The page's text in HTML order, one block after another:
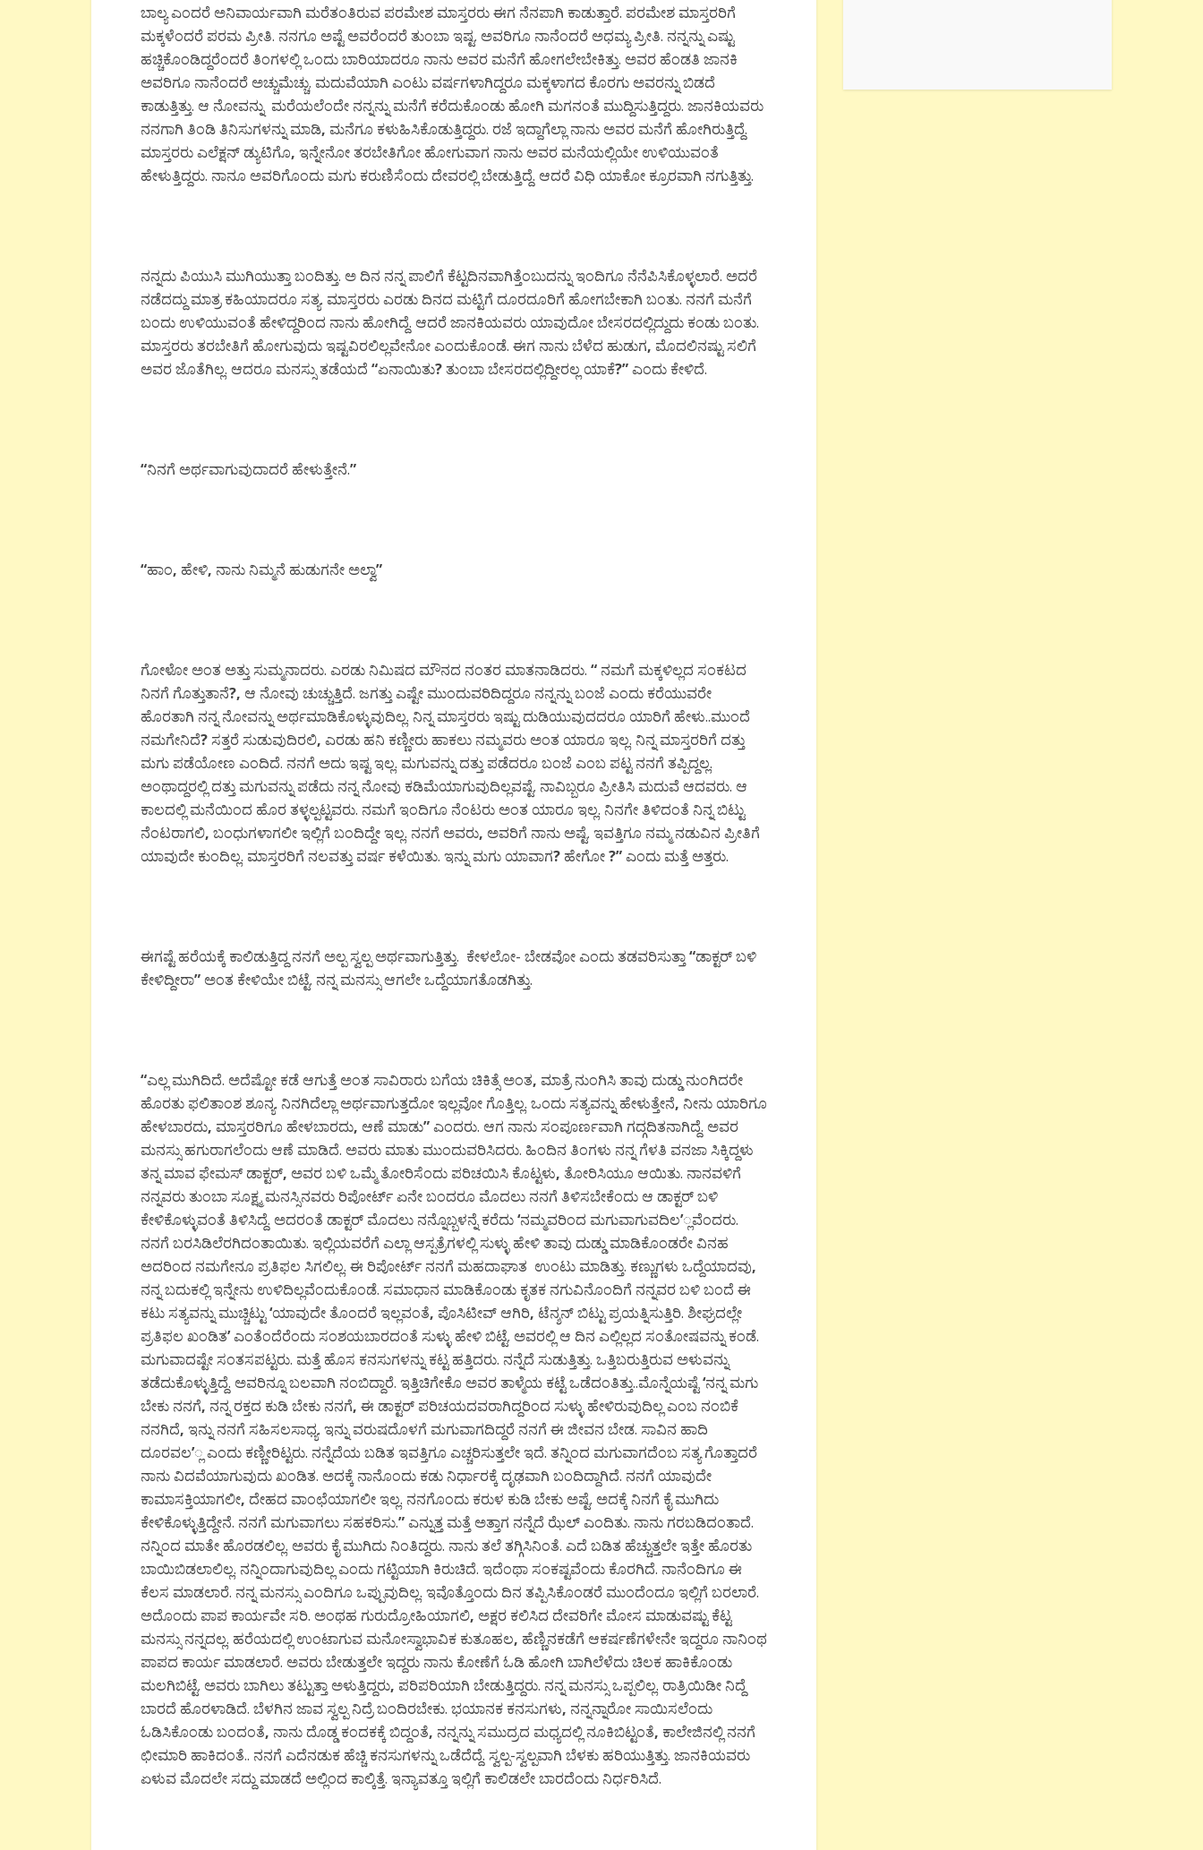
ಬಾಲ್ಯ ಎಂದರೆ ಅನಿವಾರ್ಯವಾಗಿ ಮರೆತಂತಿರುವ ಪರಮೇಶ ಮಾಸ್ತರರು ಈಗ ನೆನಪಾಗಿ ಕಾಡುತ್ತಾರೆ. ಪರಮೇಶ ಮಾಸ್ತರರಿಗೆ
ಮಕ್ಕಳೆಂದರೆ ಪರಮ ಪ್ರೀತಿ. ನನಗೂ ಅಷ್ಟೆ ಅವರೆಂದರೆ ತುಂಬಾ ಇಷ್ಟ. ಅವರಿಗೂ ನಾನೆಂದರೆ ಅಧಮ್ಯ ಪ್ರೀತಿ. ನನ್ನನ್ನು ಎಷ್ಟು
ಹಚ್ಚಿಕೊಂಡಿದ್ದರೆಂದರೆ ತಿಂಗಳಲ್ಲಿ ಒಂದು ಬಾರಿಯಾದರೂ ನಾನು ಅವರ ಮನೆಗೆ ಹೋಗಲೇಬೇಕಿತ್ತು. ಅವರ ಹೆಂಡತಿ ಜಾನಕಿ
ಅವರಿಗೂ ನಾನೆಂದರೆ ಅಚ್ಚುಮೆಚ್ಚು. ಮದುವೆಯಾಗಿ ಎಂಟು ವರ್ಷಗಳಾಗಿದ್ದರೂ ಮಕ್ಕಳಾಗದ ಕೊರಗು ಅವರನ್ನು ಬಿಡದೆ
ಕಾಡುತ್ತಿತ್ತು. ಆ ನೋವನ್ನು ಮರೆಯಲೆಂದೇ ನನ್ನನ್ನು ಮನೆಗೆ ಕರೆದುಕೊಂಡು ಹೋಗಿ ಮಗನಂತೆ ಮುದ್ದಿಸುತ್ತಿದ್ದರು. ಜಾನಕಿಯವರು
ನನಗಾಗಿ ತಿಂಡಿ ತಿನಿಸುಗಳನ್ನು ಮಾಡಿ, ಮನೆಗೂ ಕಳುಹಿಸಿಕೊಡುತ್ತಿದ್ದರು. ರಜೆ ಇದ್ದಾಗೆಲ್ಲಾ ನಾನು ಅವರ ಮನೆಗೆ ಹೋಗಿರುತ್ತಿದ್ದೆ.
ಮಾಸ್ತರರು ಎಲೆಕ್ಷನ್ ಡ್ಯುಟಿಗೊ, ಇನ್ನೇನೋ ತರಬೇತಿಗೋ ಹೋಗುವಾಗ ನಾನು ಅವರ ಮನೆಯಲ್ಲಿಯೇ ಉಳಿಯುವಂತೆ
ಹೇಳುತ್ತಿದ್ದರು. ನಾನೂ ಅವರಿಗೊಂದು ಮಗು ಕರುಣಿಸೆಂದು ದೇವರಲ್ಲಿ ಬೇಡುತ್ತಿದ್ದೆ. ಆದರೆ ವಿಧಿ ಯಾಕೋ ಕ್ರೂರವಾಗಿ ನಗುತ್ತಿತ್ತು.
ನನ್ನದು ಪಿಯುಸಿ ಮುಗಿಯುತ್ತಾ ಬಂದಿತ್ತು. ಅ ದಿನ ನನ್ನ ಪಾಲಿಗೆ ಕೆಟ್ಟದಿನವಾಗಿತ್ತೆಂಬುದನ್ನು ಇಂದಿಗೂ ನೆನೆಪಿಸಿಕೊಳ್ಳಲಾರೆ. ಅದರೆ
ನಡೆದದ್ದು ಮಾತ್ರ ಕಹಿಯಾದರೂ ಸತ್ಯ. ಮಾಸ್ತರರು ಎರಡು ದಿನದ ಮಟ್ಟಿಗೆ ದೂರದೂರಿಗೆ ಹೋಗಬೇಕಾಗಿ ಬಂತು. ನನಗೆ ಮನೆಗೆ
ಬಂದು ಉಳಿಯುವಂತೆ ಹೇಳಿದ್ದರಿಂದ ನಾನು ಹೋಗಿದ್ದೆ. ಆದರೆ ಜಾನಕಿಯವರು ಯಾವುದೋ ಬೇಸರದಲ್ಲಿದ್ದುದು ಕಂಡು ಬಂತು.
ಮಾಸ್ತರರು ತರಬೇತಿಗೆ ಹೋಗುವುದು ಇಷ್ಟವಿರಲಿಲ್ಲವೇನೋ ಎಂದುಕೊಂಡೆ. ಈಗ ನಾನು ಬೆಳೆದ ಹುಡುಗ, ಮೊದಲಿನಷ್ಟು ಸಲಿಗೆ
ಅವರ ಜೊತೆಗಿಲ್ಲ. ಆದರೂ ಮನಸ್ಸು ತಡೆಯದೆ “ಏನಾಯಿತು?ತುಂಬಾ ಬೇಸರದಲ್ಲಿದ್ದೀರಲ್ಲ ಯಾಕೆ?”ಎಂದು ಕೇಳಿದೆ.
“ನಿನಗೆ ಅರ್ಥವಾಗುವುದಾದರೆ ಹೇಳುತ್ತೇನೆ.”
“ಹಾಂ, ಹೇಳಿ, ನಾನು ನಿಮ್ಮನೆ ಹುಡುಗನೇ ಅಲ್ವಾ”
ಗೋಳೋ ಅಂತ ಅತ್ತು ಸುಮ್ಮನಾದರು. ಎರಡು ನಿಮಿಷದ ಮೌನದ ನಂತರ ಮಾತನಾಡಿದರು. “ ನಮಗೆ ಮಕ್ಕಳಿಲ್ಲದ ಸಂಕಟದ
ನಿನಗೆ ಗೊತ್ತುತಾನೆ?, ಆ ನೋವು ಚುಚ್ಚುತ್ತಿದೆ. ಜಗತ್ತು ಎಷ್ಟೇ ಮುಂದುವರಿದಿದ್ದರೂ ನನ್ನನ್ನು ಬಂಜೆ ಎಂದು ಕರೆಯುವರೇ
ಹೊರತಾಗಿ ನನ್ನ ನೋವನ್ನು ಅರ್ಥಮಾಡಿಕೊಳ್ಳುವುದಿಲ್ಲ. ನಿನ್ನ ಮಾಸ್ತರರು ಇಷ್ಟು ದುಡಿಯುವುದದರೂ ಯಾರಿಗೆ ಹೇಳು..ಮುಂದೆ
ನಮಗೇನಿದೆ?ಸತ್ತರೆ ಸುಡುವುದಿರಲಿ, ಎರಡು ಹನಿ ಕಣ್ಣೀರು ಹಾಕಲು ನಮ್ಮವರು ಅಂತ ಯಾರೂ ಇಲ್ಲ. ನಿನ್ನ ಮಾಸ್ತರರಿಗೆ ದತ್ತು
ಮಗು ಪಡೆಯೋಣ ಎಂದಿದೆ. ನನಗೆ ಅದು ಇಷ್ಟ ಇಲ್ಲ. ಮಗುವನ್ನು ದತ್ತು ಪಡೆದರೂ ಬಂಜೆ ಎಂಬ ಪಟ್ಟ ನನಗೆ ತಪ್ಪಿದ್ದಲ್ಲ.
ಅಂಥಾದ್ದರಲ್ಲಿ ದತ್ತು ಮಗುವನ್ನು ಪಡೆದು ನನ್ನ ನೋವು ಕಡಿಮೆಯಾಗುವುದಿಲ್ಲವಷ್ಟೆ. ನಾವಿಬ್ಬರೂ ಪ್ರೀತಿಸಿ ಮದುವೆ ಆದವರು. ಆ
ಕಾಲದಲ್ಲಿ ಮನೆಯಿಂದ ಹೊರ ತಳ್ಳಲ್ಪಟ್ಟವರು. ನಮಗೆ ಇಂದಿಗೂ ನೆಂಟರು ಅಂತ ಯಾರೂ ಇಲ್ಲ. ನಿನಗೇ ತಿಳಿದಂತೆ ನಿನ್ನ ಬಿಟ್ಟು
ನೆಂಟರಾಗಲಿ, ಬಂಧುಗಳಾಗಲೀ ಇಲ್ಲಿಗೆ ಬಂದಿದ್ದೇ ಇಲ್ಲ. ನನಗೆ ಅವರು, ಅವರಿಗೆ ನಾನು ಅಷ್ಟೆ. ಇವತ್ತಿಗೂ ನಮ್ಮ ನಡುವಿನ ಪ್ರೀತಿಗೆ
ಯಾವುದೇ ಕುಂದಿಲ್ಲ. ಮಾಸ್ತರರಿಗೆ ನಲವತ್ತು ವರ್ಷ ಕಳೆಯಿತು. ಇನ್ನು ಮಗು ಯಾವಾಗ? ಹೇಗೋ?”ಎಂದು ಮತ್ತೆ ಅತ್ತರು.
ಈಗಷ್ಟೆ ಹರೆಯಕ್ಕೆ ಕಾಲಿಡುತ್ತಿದ್ದ ನನಗೆ ಅಲ್ಪ ಸ್ವಲ್ಪ ಅರ್ಥವಾಗುತ್ತಿತ್ತು. ಕೇಳಲೋ- ಬೇಡವೋ ಎಂದು ತಡವರಿಸುತ್ತಾ“ಡಾಕ್ಟರ್ ಬಳಿ
ಕೇಳಿದ್ದೀರಾ” ಅಂತ ಕೇಳಿಯೇ ಬಿಟ್ಟೆ. ನನ್ನ ಮನಸ್ಸು ಆಗಲೇ ಒದ್ದೆಯಾಗತೊಡಗಿತ್ತು.
“ಎಲ್ಲ ಮುಗಿದಿದೆ. ಅದೆಷ್ಟೋ ಕಡೆ ಆಗುತ್ತೆ ಅಂತ ಸಾವಿರಾರು ಬಗೆಯ ಚಿಕಿತ್ಸೆ ಅಂತ, ಮಾತ್ರೆ ನುಂಗಿಸಿ ತಾವು ದುಡ್ಡು ನುಂಗಿದರೇ
ಹೊರತು ಫಲಿತಾಂಶ ಶೂನ್ಯ. ನಿನಗಿದೆಲ್ಲಾ ಅರ್ಥವಾಗುತ್ತದೋ ಇಲ್ಲವೋ ಗೊತ್ತಿಲ್ಲ. ಒಂದು ಸತ್ಯವನ್ನು ಹೇಳುತ್ತೇನೆ, ನೀನು ಯಾರಿಗೂ
ಹೇಳಬಾರದು, ಮಾಸ್ತರರಿಗೂ ಹೇಳಬಾರದು, ಆಣೆ ಮಾಡು”ಎಂದರು. ಆಗ ನಾನು ಸಂಪೂರ್ಣವಾಗಿ ಗದ್ಗದಿತನಾಗಿದ್ದೆ. ಅವರ
ಮನಸ್ಸು ಹಗುರಾಗಲೆಂದು ಆಣೆ ಮಾಡಿದೆ. ಅವರು ಮಾತು ಮುಂದುವರಿಸಿದರು. ಹಿಂದಿನ ತಿಂಗಳು ನನ್ನ ಗೆಳತಿ ವನಜಾ ಸಿಕ್ಕಿದ್ದಳು
ತನ್ನ ಮಾವ ಫೇಮಸ್ ಡಾಕ್ಟರ್, ಅವರ ಬಳಿ ಒಮ್ಮೆ ತೋರಿಸೆಂದು ಪರಿಚಯಿಸಿ ಕೊಟ್ಟಳು, ತೋರಿಸಿಯೂ ಆಯಿತು. ನಾನವಳಿಗೆ
ನನ್ನವರು ತುಂಬಾ ಸೂಕ್ಷ್ಮ ಮನಸ್ಸಿನವರು ರಿಪೋರ್ಟ್ ಏನೇ ಬಂದರೂ ಮೊದಲು ನನಗೆ ತಿಳಿಸಬೇಕೆಂದು ಆ ಡಾಕ್ಟರ್ ಬಳಿ
ಕೇಳಿಕೊಳ್ಳುವಂತೆ ತಿಳಿಸಿದ್ದೆ. ಅದರಂತೆ ಡಾಕ್ಟರ್ ಮೊದಲು ನನ್ನೊಬ್ಬಳನ್ನೆ ಕರೆದು‘ನಮ್ಮವರಿಂದ ಮಗುವಾಗುವದಿಲ’್ಲವೆಂದರು.
ನನಗೆ ಬರಸಿಡಿಲೆರಗಿದಂತಾಯಿತು. ಇಲ್ಲಿಯವರೆಗೆ ಎಲ್ಲಾ ಆಸ್ಪತ್ರೆಗಳಲ್ಲಿ ಸುಳ್ಳು ಹೇಳಿ ತಾವು ದುಡ್ಡು ಮಾಡಿಕೊಂಡರೇ ವಿನಹ
ಅದರಿಂದ ನಮಗೇನೂ ಪ್ರತಿಫಲ ಸಿಗಲಿಲ್ಲ. ಈ ರಿಪೋರ್ಟ್ ನನಗೆ ಮಹದಾಘಾತ ಉಂಟು ಮಾಡಿತ್ತು. ಕಣ್ಣುಗಳು ಒದ್ದೆಯಾದವು,
ನನ್ನ ಬದುಕಲ್ಲಿ ಇನ್ನೇನು ಉಳಿದಿಲ್ಲವೆಂದುಕೊಂಡೆ. ಸಮಾಧಾನ ಮಾಡಿಕೊಂಡು ಕೃತಕ ನಗುವಿನೊಂದಿಗೆ ನನ್ನವರ ಬಳಿ ಬಂದೆ ಈ
ಕಟು ಸತ್ಯವನ್ನು ಮುಚ್ಚಿಟ್ಟು‘ಯಾವುದೇ ತೊಂದರೆ ಇಲ್ಲವಂತೆ, ಪೊಸಿಟೀವ್ ಆಗಿರಿ, ಟೆನ್ಶನ್ ಬಿಟ್ಟು ಪ್ರಯತ್ನಿಸುತ್ತಿರಿ. ಶೀಘ್ರದಲ್ಲೇ
ಪ್ರತಿಫಲ ಖಂಡಿತ’ಎಂತೆಂದೆರೆಂದು ಸಂಶಯಬಾರದಂತೆ ಸುಳ್ಳು ಹೇಳಿ ಬಿಟ್ಟೆ. ಅವರಲ್ಲಿ ಆ ದಿನ ಎಲ್ಲಿಲ್ಲದ ಸಂತೋಷವನ್ನು ಕಂಡೆ.
ಮಗುವಾದಷ್ಟೇ ಸಂತಸಪಟ್ಟರು. ಮತ್ತೆ ಹೊಸ ಕನಸುಗಳನ್ನು ಕಟ್ಟ ಹತ್ತಿದರು. ನನ್ನೆದೆ ಸುಡುತ್ತಿತ್ತು. ಒತ್ತಿಬರುತ್ತಿರುವ ಅಳುವನ್ನು
ತಡೆದುಕೊಳ್ಳುತ್ತಿದ್ದೆ. ಅವರಿನ್ನೂ ಬಲವಾಗಿ ನಂಬಿದ್ದಾರೆ. ಇತ್ತಿಚಿಗೇಕೊ ಅವರ ತಾಳ್ಮೆಯ ಕಟ್ಟೆ ಒಡೆದಂತಿತ್ತು..ಮೊನ್ನೆಯಷ್ಟೆ‘ನನ್ನ ಮಗು
ಬೇಕು ನನಗೆ, ನನ್ನ ರಕ್ತದ ಕುಡಿ ಬೇಕು ನನಗೆ, ಈ ಡಾಕ್ಟರ್ ಪರಿಚಯದವರಾಗಿದ್ದರಿಂದ ಸುಳ್ಳು ಹೇಳಿರುವುದಿಲ್ಲ ಎಂಬ ನಂಬಿಕೆ
ನನಗಿದೆ, ಇನ್ನು ನನಗೆ ಸಹಿಸಲಸಾಧ್ಯ. ಇನ್ನು ವರುಷದೊಳಗೆ ಮಗುವಾಗದಿದ್ದರೆ ನನಗೆ ಈ ಜೀವನ ಬೇಡ. ಸಾವಿನ ಹಾದಿ
ದೂರವಲ’್ಲ ಎಂದು ಕಣ್ಣೀರಿಟ್ಟರು. ನನ್ನೆದೆಯ ಬಡಿತ ಇವತ್ತಿಗೂ ಎಚ್ಚರಿಸುತ್ತಲೇ ಇದೆ. ತನ್ನಿಂದ ಮಗುವಾಗದೆಂಬ ಸತ್ಯ ಗೊತ್ತಾದರೆ
ನಾನು ವಿದವೆಯಾಗುವುದು ಖಂಡಿತ. ಅದಕ್ಕೆ ನಾನೊಂದು ಕಡು ನಿರ್ಧಾರಕ್ಕೆ ದೃಢವಾಗಿ ಬಂದಿದ್ದಾಗಿದೆ. ನನಗೆ ಯಾವುದೇ
ಕಾಮಾಸಕ್ತಿಯಾಗಲೀ, ದೇಹದ ವಾಂಛೆಯಾಗಲೀ ಇಲ್ಲ. ನನಗೊಂದು ಕರುಳ ಕುಡಿ ಬೇಕು ಅಷ್ಟೆ. ಅದಕ್ಕೆ ನಿನಗೆ ಕೈ ಮುಗಿದು
ಕೇಳಿಕೊಳ್ಳುತ್ತಿದ್ದೇನೆ. ನನಗೆ ಮಗುವಾಗಲು ಸಹಕರಿಸು.”ಎನ್ನುತ್ತ ಮತ್ತೆ ಅತ್ತಾಗ ನನ್ನೆದೆ ಝೆಲ್ ಎಂದಿತು. ನಾನು ಗರಬಡಿದಂತಾದೆ.
ನನ್ನಿಂದ ಮಾತೇ ಹೊರಡಲಿಲ್ಲ. ಅವರು ಕೈ ಮುಗಿದು ನಿಂತಿದ್ದರು. ನಾನು ತಲೆ ತಗ್ಗಿಸಿನಿಂತೆ. ಎದೆ ಬಡಿತ ಹೆಚ್ಚುತ್ತಲೇ ಇತ್ತೇ ಹೊರತು
ಬಾಯಿಬಿಡಲಾಲಿಲ್ಲ. ನನ್ನಿಂದಾಗುವುದಿಲ್ಲ ಎಂದು ಗಟ್ಟಿಯಾಗಿ ಕಿರುಚಿದೆ. ಇದೆಂಥಾ ಸಂಕಷ್ಟವೆಂದು ಕೊರಗಿದೆ. ನಾನೆಂದಿಗೂ ಈ
ಕೆಲಸ ಮಾಡಲಾರೆ. ನನ್ನ ಮನಸ್ಸು ಎಂದಿಗೂ ಒಪ್ಪುವುದಿಲ್ಲ. ಇವೊತ್ತೊಂದು ದಿನ ತಪ್ಪಿಸಿಕೊಂಡರೆ ಮುಂದೆಂದೂ ಇಲ್ಲಿಗೆ ಬರಲಾರೆ.
ಅದೊಂದು ಪಾಪ ಕಾರ್ಯವೇ ಸರಿ. ಅಂಥಹ ಗುರುದ್ರೋಹಿಯಾಗಲಿ, ಅಕ್ಷರ ಕಲಿಸಿದ ದೇವರಿಗೇ ಮೋಸ ಮಾಡುವಷ್ಟು ಕೆಟ್ಟ
ಮನಸ್ಸು ನನ್ನದಲ್ಲ. ಹರೆಯದಲ್ಲಿ ಉಂಟಾಗುವ ಮನೋಸ್ವಾಭಾವಿಕ ಕುತೂಹಲ, ಹೆಣ್ಣಿನಕಡೆಗೆ ಆಕರ್ಷಣೆಗಳೇನೇ ಇದ್ದರೂ ನಾನಿಂಥ
ಪಾಪದ ಕಾರ್ಯ ಮಾಡಲಾರೆ. ಅವರು ಬೇಡುತ್ತಲೇ ಇದ್ದರು ನಾನು ಕೋಣೆಗೆ ಓಡಿ ಹೋಗಿ ಬಾಗಿಲೆಳೆದು ಚಿಲಕ ಹಾಕಿಕೊಂಡು
ಮಲಗಿಬಿಟ್ಟೆ. ಅವರು ಬಾಗಿಲು ತಟ್ಟುತ್ತಾ ಅಳುತ್ತಿದ್ದರು, ಪರಿಪರಿಯಾಗಿ ಬೇಡುತ್ತಿದ್ದರು. ನನ್ನ ಮನಸ್ಸು ಒಪ್ಪಲಿಲ್ಲ. ರಾತ್ರಿಯಿಡೀ ನಿದ್ದೆ
ಬಾರದೆ ಹೊರಳಾಡಿದೆ. ಬೆಳಗಿನ ಜಾವ ಸ್ವಲ್ಪ ನಿದ್ರೆ ಬಂದಿರಬೇಕು. ಭಯಾನಕ ಕನಸುಗಳು, ನನ್ನನ್ನಾರೋ ಸಾಯಿಸಲೆಂದು
ಓಡಿಸಿಕೊಂಡು ಬಂದಂತೆ, ನಾನು ದೊಡ್ಡ ಕಂದಕಕ್ಕೆ ಬಿದ್ದಂತೆ, ನನ್ನನ್ನು ಸಮುದ್ರದ ಮಧ್ಯದಲ್ಲಿ ನೂಕಿಬಿಟ್ಟಂತೆ, ಕಾಲೇಜಿನಲ್ಲಿ ನನಗೆ
ಛೀಮಾರಿ ಹಾಕಿದಂತೆ.. ನನಗೆ ಎದೆನಡುಕ ಹೆಚ್ಚಿ ಕನಸುಗಳನ್ನು ಒಡೆದೆದ್ದೆ. ಸ್ವಲ್ಪ-ಸ್ವಲ್ಪವಾಗಿ ಬೆಳಕು ಹರಿಯುತ್ತಿತ್ತು. ಜಾನಕಿಯವರು
ಏಳುವ ಮೊದಲೇ ಸದ್ದು ಮಾಡದೆ ಅಲ್ಲಿಂದ ಕಾಲ್ಕಿತ್ತೆ. ಇನ್ಯಾವತ್ತೂ ಇಲ್ಲಿಗೆ ಕಾಲಿಡಲೇ ಬಾರದೆಂದು ನಿರ್ಧರಿಸಿದೆ.